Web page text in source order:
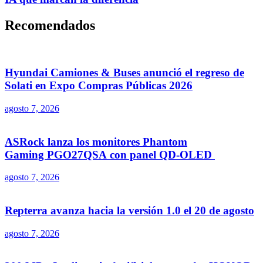
Recomendados
Hyundai Camiones & Buses anunció el regreso de
Solati en Expo Compras Públicas 2026
agosto 7, 2026
ASRock lanza los monitores Phantom
Gaming PGO27QSA con panel QD-OLED
agosto 7, 2026
Repterra avanza hacia la versión 1.0 el 20 de agosto
agosto 7, 2026